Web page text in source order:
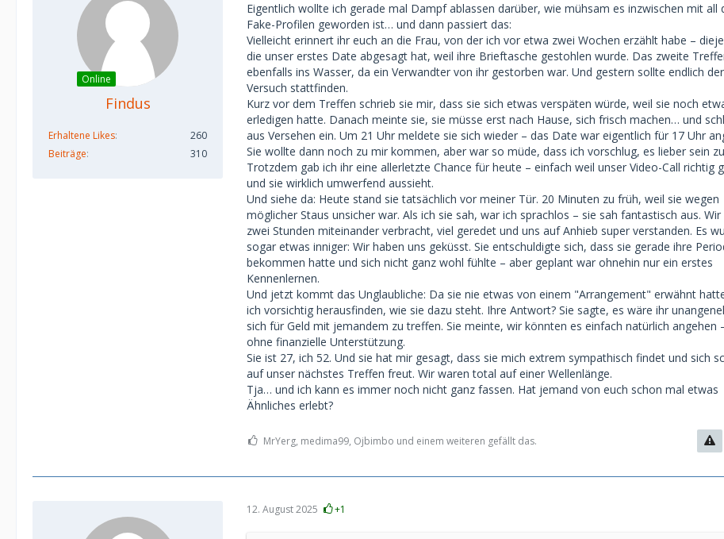
Online
Findus
Erhaltene Likes
260
Beiträge
310
Eigentlich wollte ich gerade mal Dampf ablassen darüber, wie mühsam es inzwischen mit all
Fake-Profilen geworden ist… und dann passiert das:
Vielleicht erinnert ihr euch an die Frau, von der ich vor etwa zwei Wochen erzählt habe –
die unser erstes Date abgesagt hat, weil ihre Brieftasche gestohlen wurde. Das zweite
ebenfalls ins Wasser, da ein Verwandter von ihr gestorben war. Und gestern sollte endlich
Versuch stattfinden.
Kurz vor dem Treffen schrieb sie mir, dass sie sich etwas verspäten würde, weil sie noch
erledigen hatte. Danach meinte sie, sie müsse erst nach Hause, sich frisch machen… und
aus Versehen ein. Um 21 Uhr meldete sie sich wieder – das Date war eigentlich für 17 Uhr
Sie wollte dann noch zu mir kommen, aber war so müde, dass ich vorschlug, es lieber sein
Trotzdem gab ich ihr eine allerletzte Chance für heute – einfach weil unser Video-Call richtig
und sie wirklich umwerfend aussieht.
Und siehe da: Heute stand sie tatsächlich vor meiner Tür. 20 Minuten zu früh, weil sie wegen
möglicher Staus unsicher war. Als ich sie sah, war ich sprachlos – sie sah fantastisch aus. Wir
zwei Stunden miteinander verbracht, viel geredet und uns auf Anhieb super verstanden. Es
sogar etwas inniger: Wir haben uns geküsst. Sie entschuldigte sich, dass sie gerade ihre
bekommen hatte und sich nicht ganz wohl fühlte – aber geplant war ohnehin nur ein erstes
Kennenlernen.
Und jetzt kommt das Unglaubliche: Da sie nie etwas von einem "Arrangement" erwähnt
ich vorsichtig herausfinden, wie sie dazu steht. Ihre Antwort? Sie sagte, es wäre ihr
sich für Geld mit jemandem zu treffen. Sie meinte, wir könnten es einfach natürlich angehen
ohne finanzielle Unterstützung.
Sie ist 27, ich 52. Und sie hat mir gesagt, dass sie mich extrem sympathisch findet und sich
auf unser nächstes Treffen freut. Wir waren total auf einer Wellenlänge.
Tja… und ich kann es immer noch nicht ganz fassen. Hat jemand von euch schon mal etwas
Ähnliches erlebt?
MrYerg, medima99, Ojbimbo und einem weiteren gefällt das.
12. August 2025 +1